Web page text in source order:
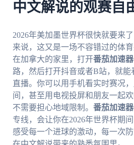
中文解说的观赛自
2026年美加墨世界杯很快就要来
来说，这又是一场不容错过的体
在加拿大的家里，打开番茄加速器
路，然后打开抖音或者B站，就
直播。你可以用手机看实时赛况
间，甚至用电视投屏和朋友一起
不需要担心地域限制。 番茄加速器
专线，会让你在2026年世界杯期
感受每一个进球的激动，每一次